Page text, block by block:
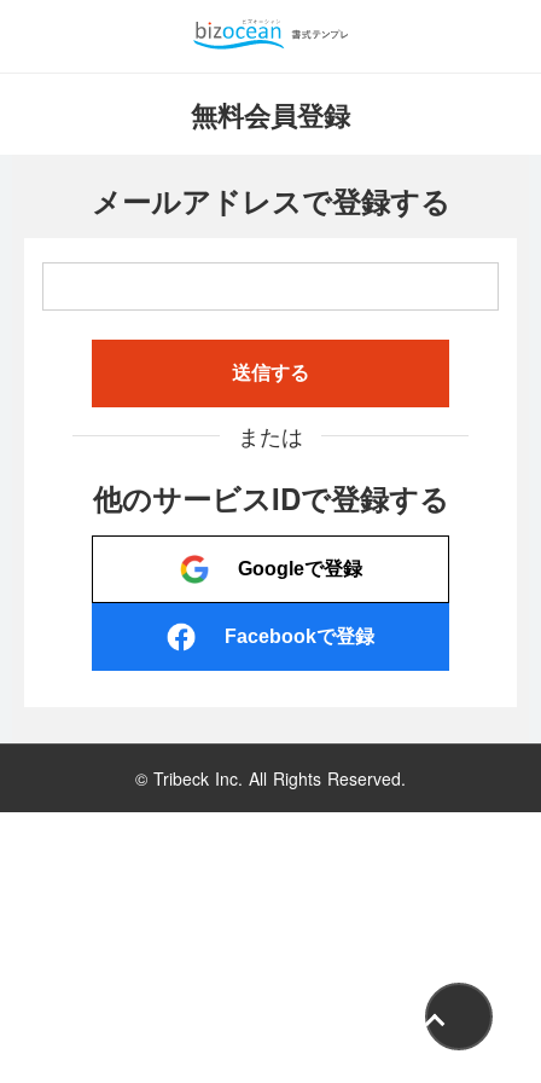
無料会員登録
メールアドレスで登録する
送信する
または
他のサービスIDで登録する
Googleで登録
Facebookで登録
© Tribeck Inc. All Rights Reserved.